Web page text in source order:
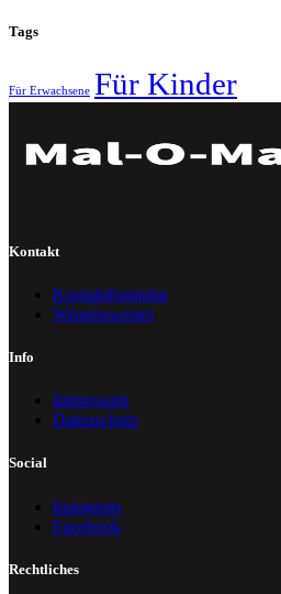
Tags
Für Erwachsene Für Kinder
Kontakt
Kontaktformular
Wissenswertes
Info
Impressum
Datenschutz
Social
Instagram
Facebook
Rechtliches